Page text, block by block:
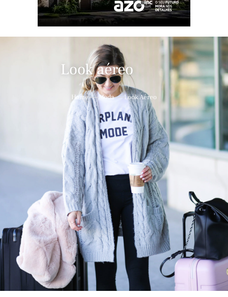
Look aéreo
Home Moda Look Aéreo